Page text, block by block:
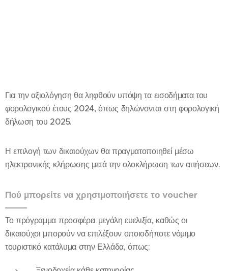
Για την αξιολόγηση θα ληφθούν υπόψη τα εισοδήματα του
φορολογικού έτους 2024, όπως δηλώνονται στη φορολογική
δήλωση του 2025.
Η επιλογή των δικαιούχων θα πραγματοποιηθεί μέσω
ηλεκτρονικής κλήρωσης μετά την ολοκλήρωση των αιτήσεων.
Πού μπορείτε να χρησιμοποιήσετε το voucher
Το πρόγραμμα προσφέρει μεγάλη ευελιξία, καθώς οι
δικαιούχοι μπορούν να επιλέξουν οποιοδήποτε νόμιμο
τουριστικό κατάλυμα στην Ελλάδα, όπως: